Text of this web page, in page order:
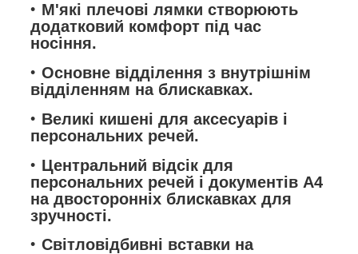
М'які плечові лямки створюють
додатковий комфорт під час
носіння.
Основне відділення з внутрішнім
відділенням на блискавках.
Великі кишені для аксесуарів і
персональних речей.
Центральний відсік для
персональних речей і документів A4
на двосторонніх блискавках для
зручності.
Світловідбивні вставки на